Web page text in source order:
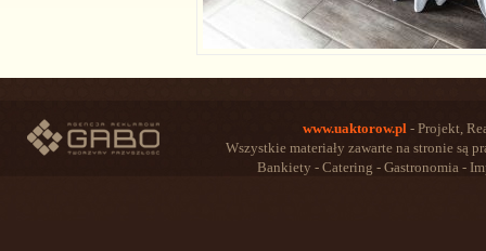
www.uaktorow.pl - Projekt,
Wszystkie materiały zawarte na stronie są
Bankiety - Catering - Gastronomia -